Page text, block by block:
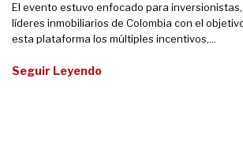
El evento estuvo enfocado para
líderes inmobiliarios de Colombia con el
esta plataforma los múltiples incentivos,...
Seguir Leyendo